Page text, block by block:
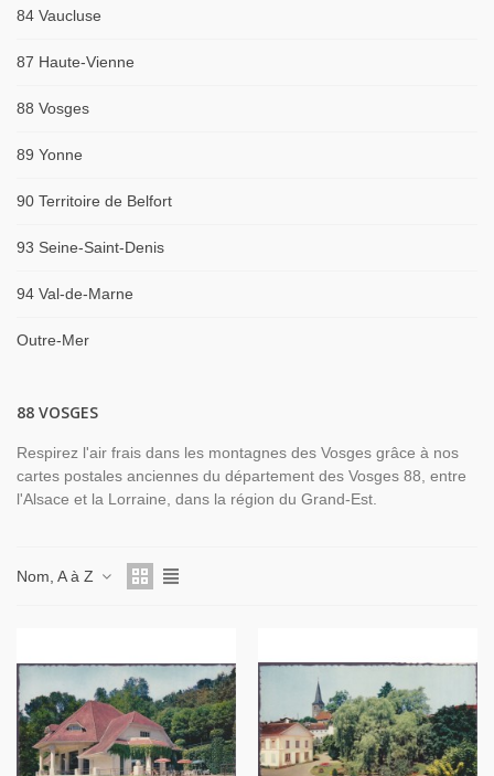
84 Vaucluse
87 Haute-Vienne
88 Vosges
89 Yonne
90 Territoire de Belfort
93 Seine-Saint-Denis
94 Val-de-Marne
Outre-Mer
88 VOSGES
Respirez l'air frais dans les montagnes des Vosges grâce à nos
cartes postales anciennes du département des Vosges 88, entre
l'Alsace et la Lorraine, dans la région du Grand-Est.
Nom, A à Z